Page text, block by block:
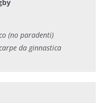
(no paradenti)
da ginnastica